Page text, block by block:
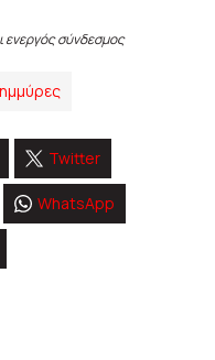
ενεργός σύνδεσμος
Twitter
WhatsApp